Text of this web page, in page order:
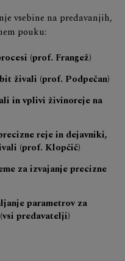
vsebine na predavanjih,
pouku:
(prof. Frangež)
živali (prof. Podpečan)
in vplivi živinoreje na
reje in dejavniki,
(prof. Klopčič)
za izvajanje precizne
parametrov za
predavatelji)